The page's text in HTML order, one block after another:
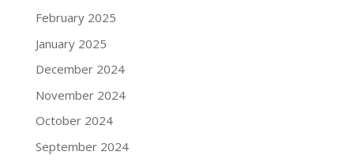
February 2025
January 2025
December 2024
November 2024
October 2024
September 2024